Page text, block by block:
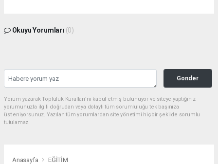
Okuyu Yorumları (0)
Gonder
Yorum yazarak Topluluk Kuralları’nı kabul etmiş bulunuyor ve siteye yaptığınız
yorumunuzla ilgili doğrudan veya dolaylı tüm sorumluluğu tek başınıza
üstleniyorsunuz. Yazılan tüm yorumlardan site yönetimi hiçbir şekilde sorumlu
tutulamaz.
Anasayfa EĞİTİM